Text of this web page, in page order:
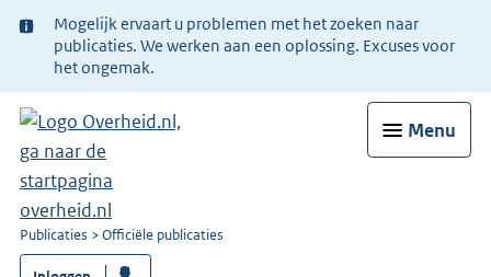
Ter
informatie:
Mogelijk ervaart u problemen met het zoeken naar
publicaties. We werken aan een oplossing. Excuses voor
het ongemak.
Menu
U
bent
Publicaties Officiële publicaties